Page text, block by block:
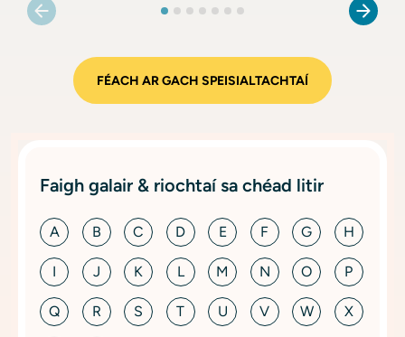
FÉACH AR GACH SPEISIALTACHTAÍ
Faigh galair & riochtaí sa chéad litir
A B C D E F G H
I J K L M N O P
Q R S T U V W X